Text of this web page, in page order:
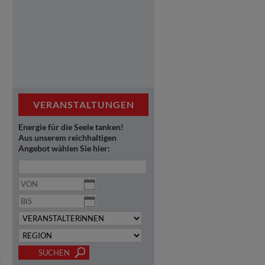
VERANSTALTUNGEN
Energie für die Seele tanken!
Aus unserem reichhaltigen
Angebot wählen Sie hier: